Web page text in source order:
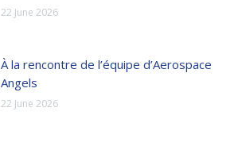
22 June 2026
À la rencontre de l’équipe d’Aerospace
Angels
22 June 2026